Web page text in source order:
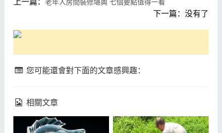
上一篇： 老年人房間裝修堪輿 七個要點值得一看
下一篇：没有了
您可能還會對下面的文章感興趣：
相關文章